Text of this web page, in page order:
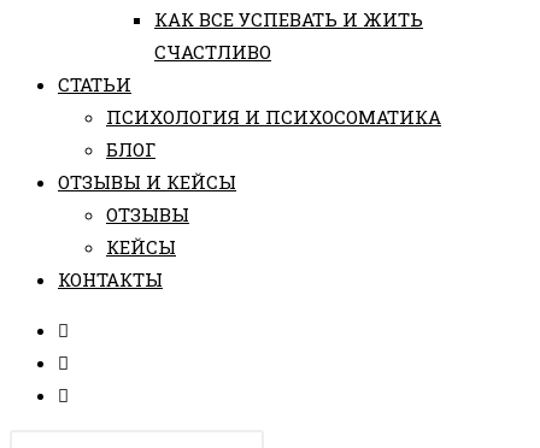
КАК ВСЕ УСПЕВАТЬ И ЖИТЬ
СЧАСТЛИВО
СТАТЬИ
ПCИХОЛОГИЯ И ПСИХОСОМАТИКА
БЛОГ
ОТЗЫВЫ И КЕЙСЫ
ОТЗЫВЫ
КЕЙСЫ
КОНТАКТЫ